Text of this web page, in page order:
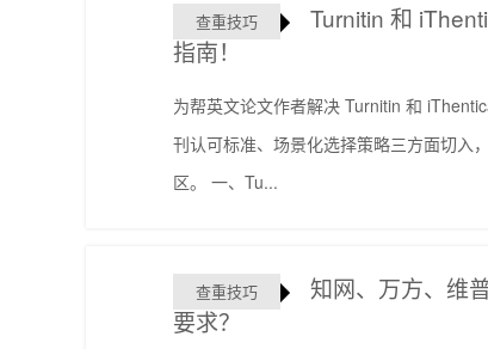
查重技巧
Turnitin 和
指南！
为帮英文论文作者解决 Turnitin 和
刊认可标准、场景化选择策略三方面切入
区。 一、Tu...
查重技巧
知网、万方、维
要求？